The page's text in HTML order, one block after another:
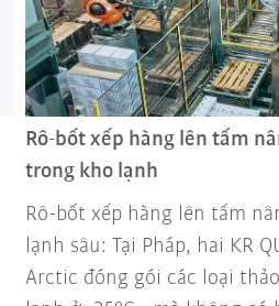
Rô-bốt xếp hàng lên tấm
trong kho lạnh
Rô-bốt xếp hàng lên tấm
lạnh sâu: Tại Pháp, hai KR
Arctic đóng gói các loại